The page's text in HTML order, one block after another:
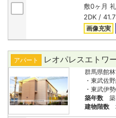
敷0ヶ月 礼
2DK /
画像充実
アパート レオパレスエトワ
群馬県館
・東武佐
・東武伊
築年数
建物階数